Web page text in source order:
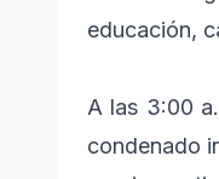
educación,
A las 3:00
condenado